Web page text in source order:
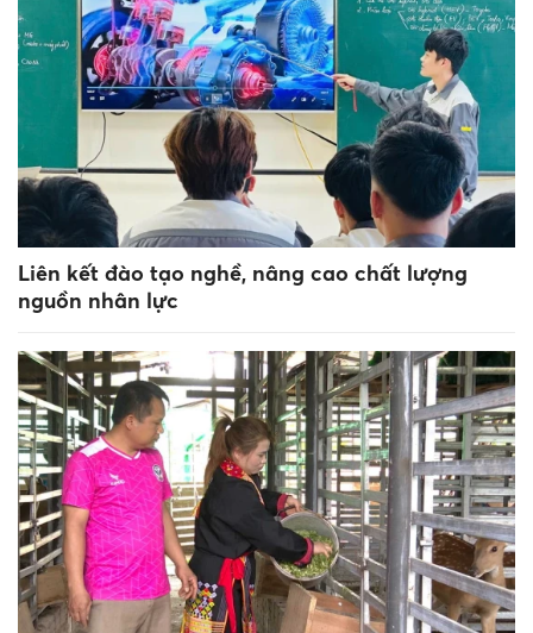
Liên kết đào tạo nghề, nâng cao chất lượng
nguồn nhân lực